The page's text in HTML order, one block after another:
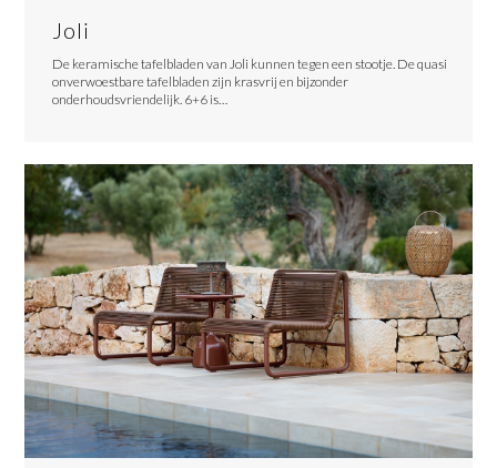
Joli
De keramische tafelbladen van Joli kunnen tegen een stootje. De quasi
onverwoestbare tafelbladen zijn krasvrij en bijzonder
onderhoudsvriendelijk. 6+6 is…